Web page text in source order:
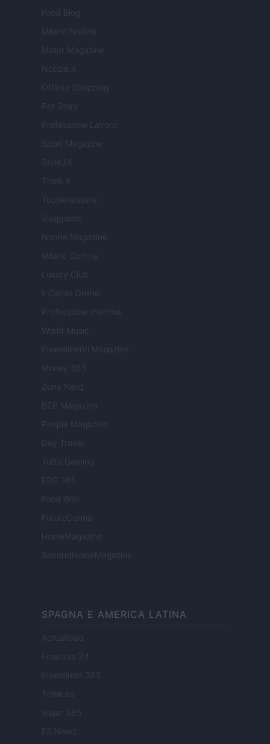
Food Blog
Milano Notizie
Motor Magazine
Notizie.it
Offerte Shopping
Pet Story
Professione Lavoro
Sport Magazine
Style24
Think.it
Tuobenessere
Viaggiamo
Nonne Magazine
Milano Cortina
Luxury Club
Il Calcio Online
Professione mamma
World Music
Investimenti Magazine
Money 365
Zona Nerd
B2B Magazine
People Magazine
Day Travel
Tutto Gaming
ESG 365
Food Wiki
FuturoDonna
HomeMagazine
SecondHomeMagazine
SPAGNA E AMERICA LATINA
Actualidad
Finanzas 24
Investindo 365
Think.es
Viajar 365
ES Newz